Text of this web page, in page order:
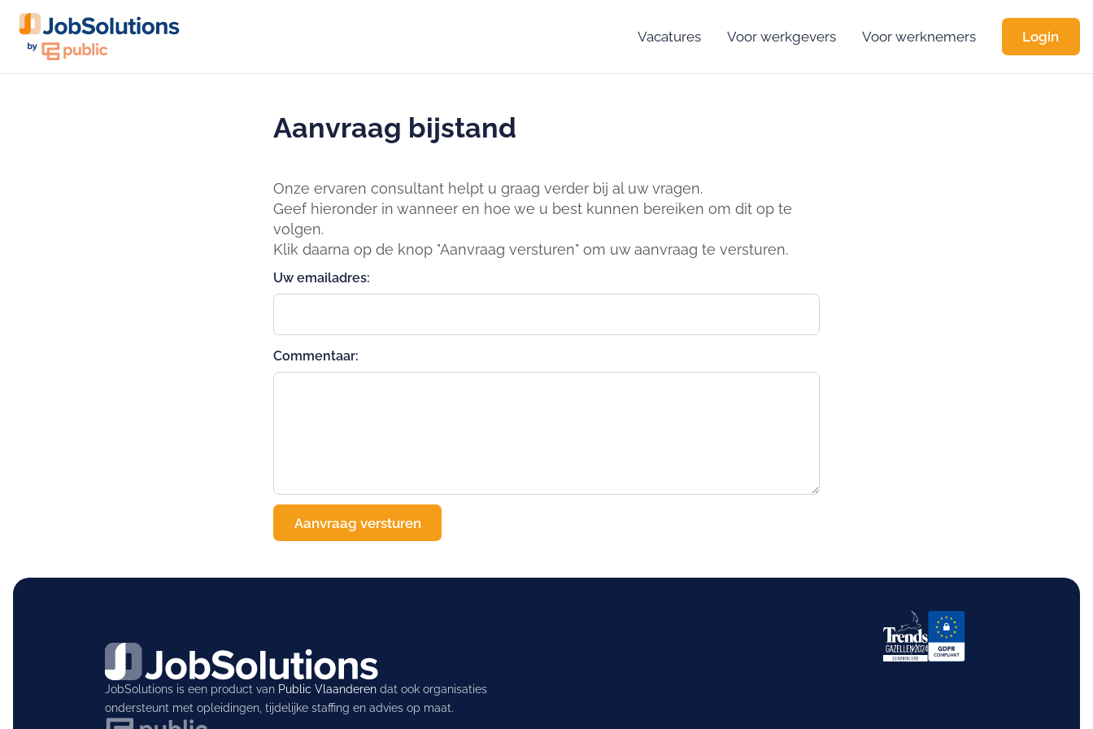
Vacatures Voor werkgevers Voor werknemers Login
Aanvraag bijstand
Onze ervaren consultant helpt u graag verder bij al uw vragen.
Geef hieronder in wanneer en hoe we u best kunnen bereiken om dit op te
volgen.
Klik daarna op de knop "Aanvraag versturen" om uw aanvraag te versturen.
Uw emailadres:
Commentaar:
JobSolutions is een product van Public Vlaanderendat ook organisaties
ondersteunt met opleidingen, tijdelijke staffing en advies op maat.